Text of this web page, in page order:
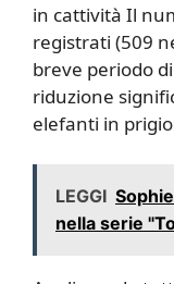
in cattività Il
registrati (509
breve periodo
riduzione
elefanti in
LEGGI
nella serie